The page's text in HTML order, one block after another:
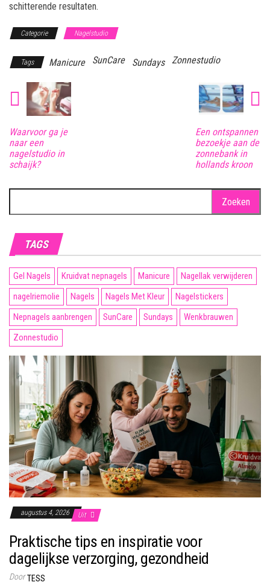
schitterende resultaten.
Categorie Nagelstudio
Tags Manicure SunCare Sundays Zonnestudio
Waarvoor ga je
naar een
nagelstudio in
schaijk?
Een ontspannen
bezoekje aan de
zonnebank in
hollands kroon
naar:
TAGS
Gel Nagels Kruidvat nepnagels Manicure
Nagellak verwijderen
nagelriemolie
Nagels Nagels Met Kleur
Nagelstickers
Nepnagels aanbrengen
SunCare Sundays
Wenkbrauwen
Zonnestudio
augustus 4, 2026 Uit
Praktische tips en inspiratie voor
dagelijkse verzorging, gezondheid
Door TESS